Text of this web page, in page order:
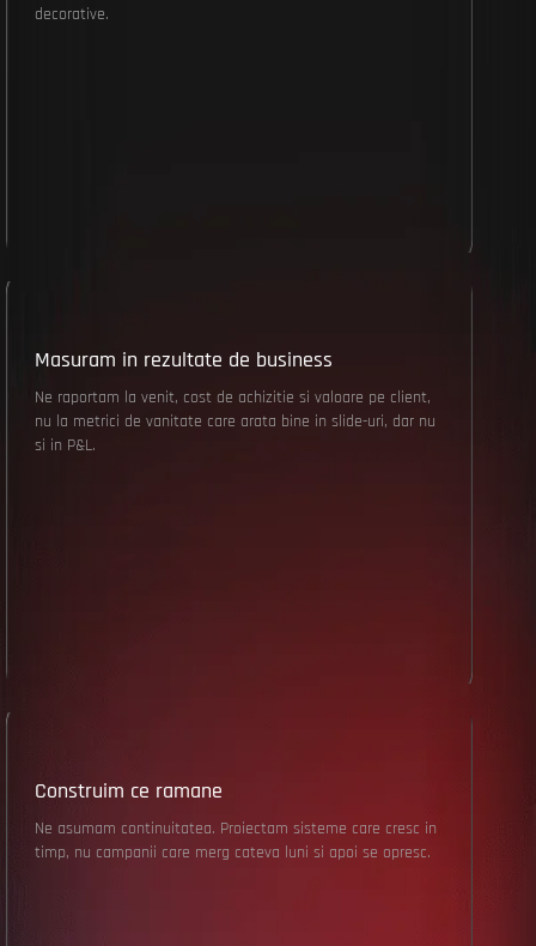
decorative.
Masuram in rezultate de business
Ne raportam la venit, cost de achizitie si valoare pe client,
nu la metrici de vanitate care arata bine in slide-uri, dar nu
si in P&L.
Construim ce ramane
Ne asumam continuitatea. Proiectam sisteme care cresc in
timp, nu campanii care merg cateva luni si apoi se opresc.